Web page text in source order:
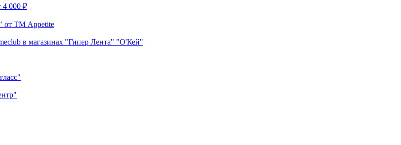
4 000 ₽
от ТМ Appetite
в магазинах "Гипер Лента" "О'Кей"